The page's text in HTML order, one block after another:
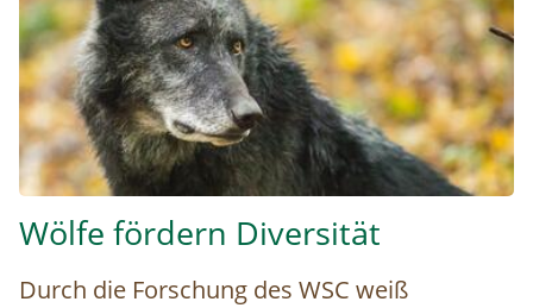
schwarzer Wolf_WSC © Rooobert Bayer
Wölfe fördern Diversität
Durch die Forschung des WSC weiß